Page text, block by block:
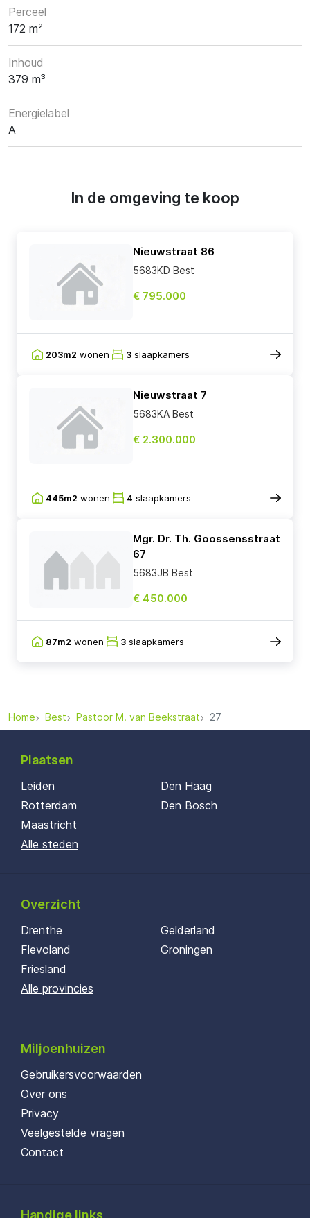
Perceel
172 m²
Inhoud
379 m³
Energielabel
A
In de omgeving te koop
Nieuwstraat 86
5683KD Best
€ 795.000
203m2 wonen 3 slaapkamers
Nieuwstraat 7
5683KA Best
€ 2.300.000
445m2 wonen 4 slaapkamers
Mgr. Dr. Th. Goossensstraat
67
5683JB Best
€ 450.000
87m2 wonen 3 slaapkamers
Home Best Pastoor M. van Beekstraat 27
Plaatsen
Leiden
Rotterdam
Maastricht
Den Haag
Den Bosch
Alle steden
Overzicht
Drenthe
Flevoland
Friesland
Gelderland
Groningen
Alle provincies
Miljoenhuizen
Gebruikersvoorwaarden
Over ons
Privacy
Veelgestelde vragen
Contact